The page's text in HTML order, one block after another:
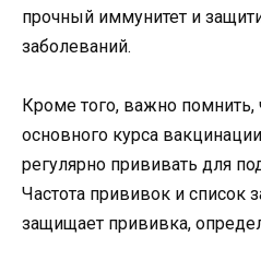
прочный иммунитет и
заболеваний.
Кроме того, важно помнить,
основного курса
регулярно прививать для
Частота прививок и список
защищает прививка,